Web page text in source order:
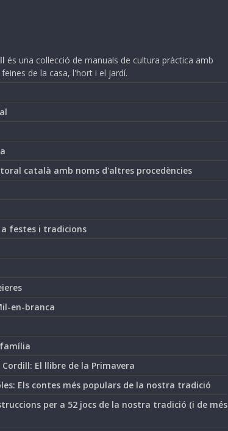
és una col·lecció de manuals de cultura pràctica amb
de la casa, l'hort i el jardí.
català amb noms d'altres procedències
festes i tradicions
en-branca
El llibre de la Primavera
Els contes més populars de la nostra tradició
per a 52 jocs de la nostra tradició (i de més